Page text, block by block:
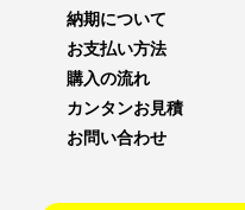
納期について
お支払い方法
購入の流れ
カンタンお見積
お問い合わせ